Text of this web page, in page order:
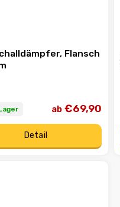
Flansch
ab€69,90
Detail